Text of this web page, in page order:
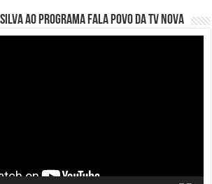
ao programa Fala Povo da TV Nova